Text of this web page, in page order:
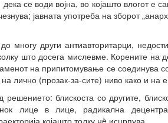
се води војна, во којашто влогот е
јавната употреба на зборот
други антиавторитарци,
што досега мислевме. Корените
на припитомување се соединува
лично (прозак-за-сите) ниво како и на
блискоста со другите,
лице в лице, радикална